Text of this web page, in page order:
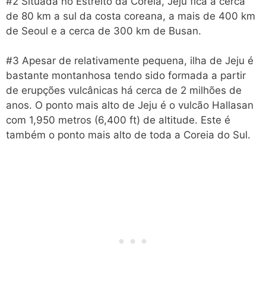
de 80 km a sul da costa coreana, a mais de 400 km
de Seoul e a cerca de 300 km de Busan.
#3 Apesar de relativamente pequena, ilha de Jeju é
bastante montanhosa tendo sido formada a partir
de erupções vulcânicas há cerca de 2 milhões de
anos. O ponto mais alto de Jeju é o vulcão Hallasan
com 1,950 metros (6,400 ft) de altitude. Este é
também o ponto mais alto de toda a Coreia do Sul.